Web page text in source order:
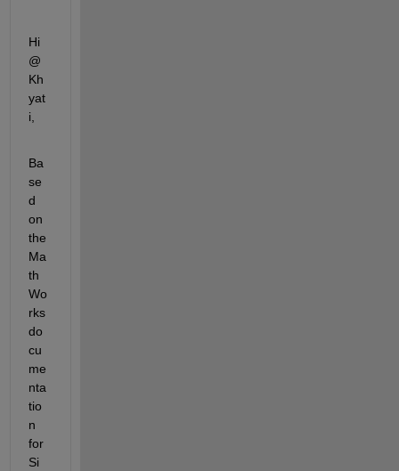
Hi
@
Kh
yat
i,
Ba
se
d
on
the
Ma
th
Wo
rks
do
cu
me
nta
tio
n
for
Si